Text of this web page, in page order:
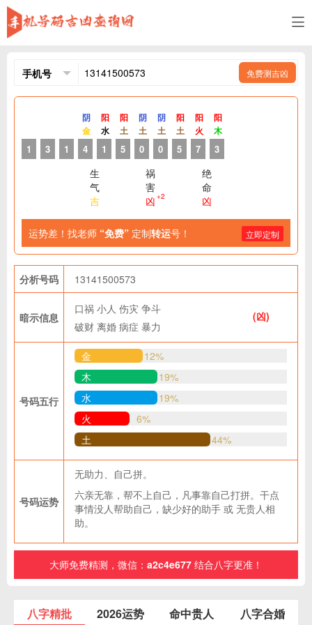
免费测吉凶
1 3 1
阴
金
4
阳
水
1
生
气
吉
阳
土
5
阴
土
0
阴
土
0
阳
土
5
阳
火
7
祸
害
凶 +2
阳
木
3
绝
命
凶
运势差！找老师 “免费” 定制转运号！ 立即定制
分析号码 13141500573
暗示信息
口祸 小人 伤灾 争斗
破财 离婚 病症 暴力
(凶)
号码五行
金
12%
木
19%
水
19%
火
6%
土
44%
号码运势
无助力、自己拼。
六亲无靠，帮不上自己，凡事靠自己打拼。干点
事情没人帮助自己，缺少好的助手 或 无贵人相
助。
大师免费精测，微信： a2c4e677 结合八字更准！
八字精批 2026运势 命中贵人 八字合婚